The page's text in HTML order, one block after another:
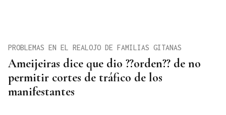
Ameijeiras dice que dio ??orden?? de no
permitir cortes de tráfico de los
manifestantes
PROBLEMAS EN EL REALOJO DE FAMILIAS GITANAS